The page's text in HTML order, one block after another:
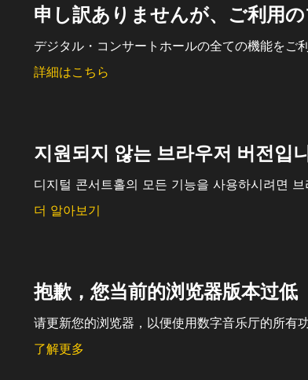
申し訳ありませんが、ご利用
デジタル・コンサートホールの全ての機能をご
詳細はこちら
지원되지 않는 브라우저 버전입
디지털 콘서트홀의 모든 기능을 사용하시려면
더 알아보기
抱歉，您当前的浏览器版本过低
请更新您的浏览器，以便使用数字音乐厅的所有功
了解更多